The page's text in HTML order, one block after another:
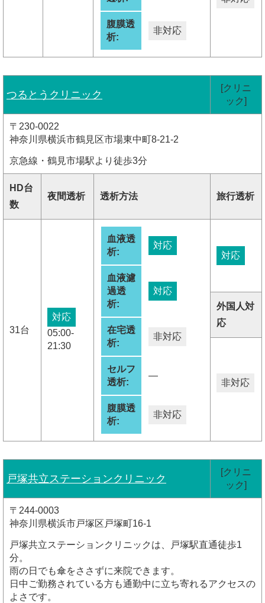
腹膜透
析:
非対応
つるとうクリニック
[クリニ
ック]
〒230-0022
神奈川県横浜市鶴見区市場東中町8-21-2
京急線・鶴見市場駅より徒歩3分
HD台
数
夜間透析 透析方法 旅行透析
31台
対応
05:00-
21:30
血液透
析:
対応
血液濾
過透
析:
対応
在宅透
析:
非対応
セルフ
透析:
―
腹膜透
析:
非対応
対応
外国人対
応
非対応
戸塚共立ステーションクリニック
[クリニ
ック]
〒244-0003
神奈川県横浜市戸塚区戸塚町16-1
戸塚共立ステーションクリニックは、戸塚駅直通徒歩1
分。
雨の日でも傘をささずに来院できます。
日中ご勤務されている方も通勤中に立ち寄れるアクセスの
よさです。